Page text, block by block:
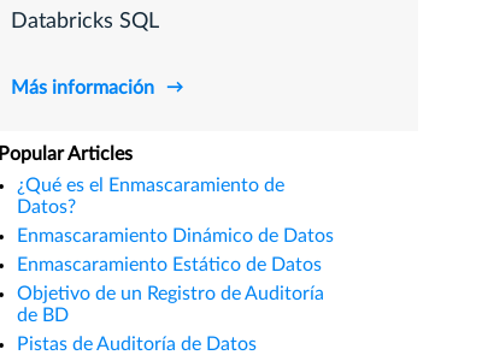
Databricks SQL
Más información
Popular Articles
¿Qué es el Enmascaramiento de
Datos?
Enmascaramiento Dinámico de Datos
Enmascaramiento Estático de Datos
Objetivo de un Registro de Auditoría
de BD
Pistas de Auditoría de Datos